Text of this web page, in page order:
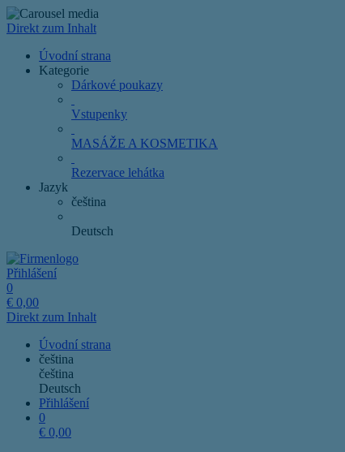
Direkt zum Inhalt
Úvodní strana
Kategorie
Dárkové poukazy
Vstupenky
MASÁŽE A KOSMETIKA
Rezervace lehátka
Jazyk
čeština
Deutsch
Přihlášení
0
€ 0,00
Direkt zum Inhalt
Úvodní strana
čeština
čeština
Deutsch
Přihlášení
0
€ 0,00